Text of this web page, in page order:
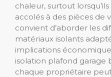
chaleur, surtout
accolés à des pièces de
convient d’aborder les
matériaux isolants
implications
isolation plafond garage
chaque propriétaire